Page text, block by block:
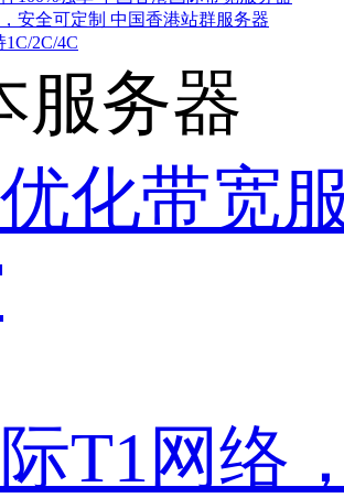
安全可定制 中国香港站群服务器
2C/4C
服务器
化带宽
T1网络